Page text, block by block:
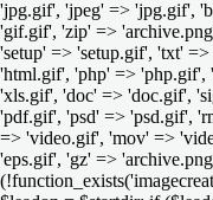
'jpg.gif', 'jpeg' => 'jpg.gif',
'gif.gif', 'zip' =>
'setup' => 'setup.gif', 'txt'
'html.gif', 'php' =>
'xls.gif', 'doc' => 'doc.gif',
'pdf.gif', 'psd' => 'psd.gif',
=> 'video.gif', 'mov' =>
'eps.gif', 'gz' =>